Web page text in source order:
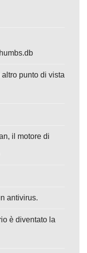
punto di vista
il motore di
antivirus.
è diventato la